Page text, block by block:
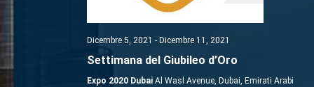
Dicembre 5, 2021 - Dicembre 11, 2021
Settimana del Giubileo d’Oro
Expo 2020 Dubai Al Wasl Avenue, Dubai, Emirati Arabi